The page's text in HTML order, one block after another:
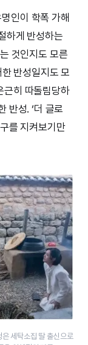
인이 학폭 가해
하게 반성하는
것인지도 모른
반성일지도 모
근히 따돌림당하
반성. ‘더 글로
를 지켜보기만
은 세탁소집 딸 출신으로